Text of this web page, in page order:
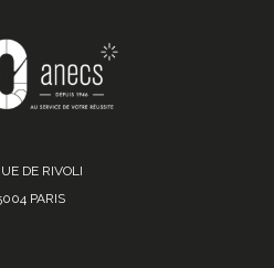
DE RIVOLI
PARIS